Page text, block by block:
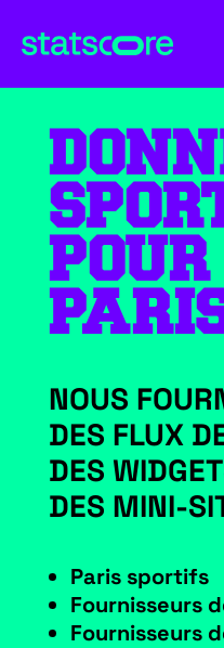
NOUS
DES FLUX
DES
DES MINI-
Paris sportifs
Fournisseurs
Fournisseurs